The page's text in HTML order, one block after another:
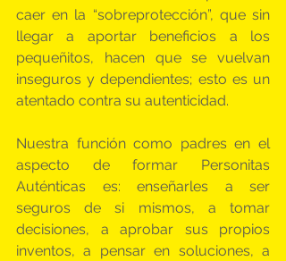
caer en la “sobreprotección”, que sin
llegar a aportar beneficios a los
pequeñitos, hacen que se vuelvan
inseguros y dependientes; esto es un
atentado contra su autenticidad.
Nuestra función como padres en el
aspecto de formar Personitas
Auténticas es: enseñarles a ser
seguros de si mismos, a tomar
decisiones, a aprobar sus propios
inventos, a pensar en soluciones, a